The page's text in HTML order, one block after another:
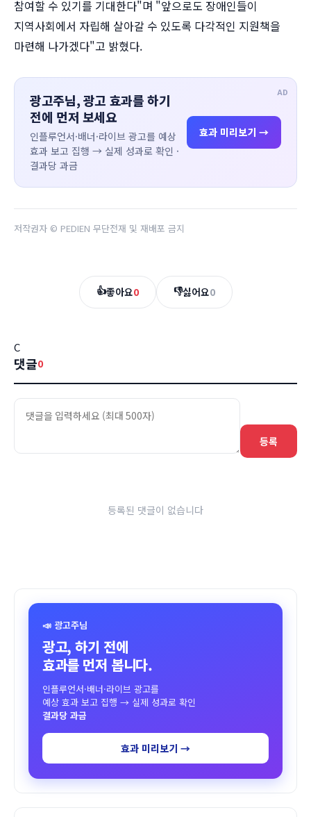
참여할 수 있기를 기대한다"며 "앞으로도 장애인들이
지역사회에서 자립해 살아갈 수 있도록 다각적인 지원책을
마련해 나가겠다"고 밝혔다.
AD
광고주님, 광고 효과를 하기
전에 먼저 보세요
인플루언서·배너·라이브 광고를 예상
효과 보고 집행 → 실제 성과로 확인 ·
결과당 과금
효과 미리보기 →
저작권자 © PEDIEN 무단전재 및 재배포 금지
👍좋아요0 👎싫어요0
C
댓글0
등록
등록된 댓글이 없습니다
📣 광고주님
광고, 하기 전에
효과를 먼저 봅니다.
인플루언서·배너·라이브 광고를
예상 효과 보고 집행 → 실제 성과로 확인
결과당 과금
효과 미리보기 →